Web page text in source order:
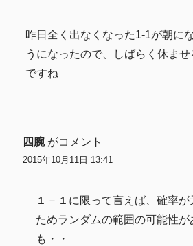
昨日全く出なくなった1-1が朝に
うになったので、しばらく休ま
ですね
四腕 がコメント
2015年10月11日 13:41
１－１に限って言えば、確率
ためランダムの範囲の可能性が
も・・